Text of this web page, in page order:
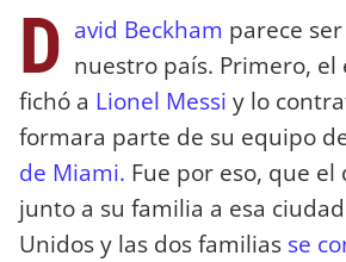
D avid Beckham parece
nuestro país. Primero, el
fichó a Lionel Messi y lo
formara parte de su equipo
de Miami. Fue por eso, que el
junto a su familia a esa
Unidos y las dos familias se